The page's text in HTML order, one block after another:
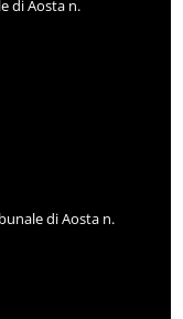
di Aosta n.
di Aosta n.